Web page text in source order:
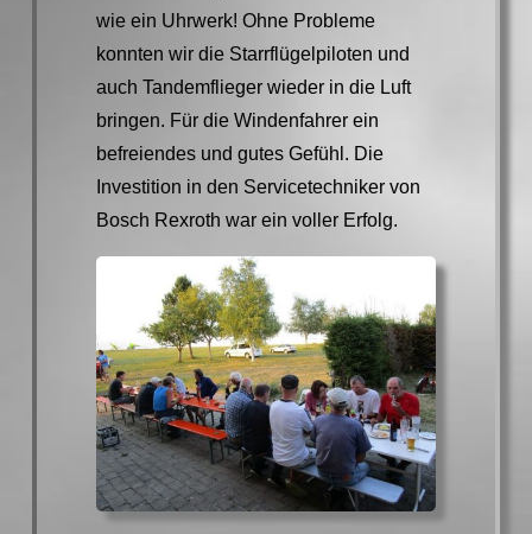
wie ein Uhrwerk! Ohne Probleme
konnten wir die Starrflügelpiloten und
auch Tandemflieger wieder in die Luft
bringen. Für die Windenfahrer ein
befreiendes und gutes Gefühl. Die
Investition in den Servicetechniker von
Bosch Rexroth war ein voller Erfolg.